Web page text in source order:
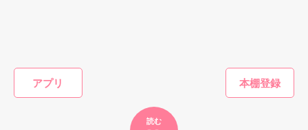
アプリ
読む
励みになります。